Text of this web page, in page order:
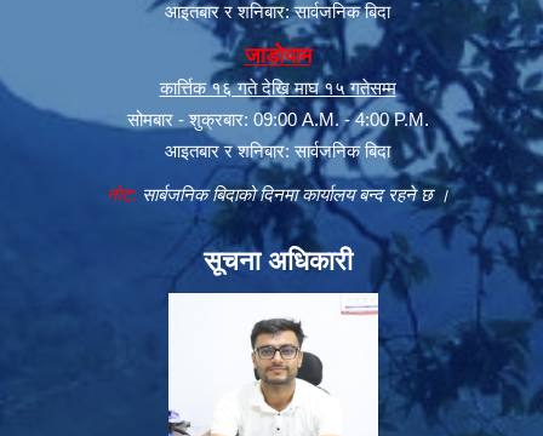
आइतबार र शनिबार: सार्वजनिक बिदा
जाडोयाम
कार्त्तिक १६ गते देखि माघ १५ गतेसम्म
सोमबार - शुक्रबार: 09:00 A.M. - 4:00 P.M.
आइतबार र शनिबार: सार्वजनिक बिदा
नोट:सार्बजनिक बिदाको दिनमा कार्यालय बन्द रहने छ ।
सूचना अधिकारी